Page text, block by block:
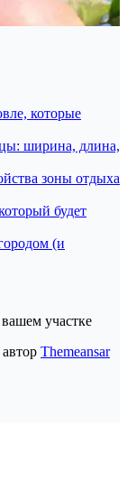
которые
ширина, длина,
зоны отдыха
будет
(и
участке
Themeansar